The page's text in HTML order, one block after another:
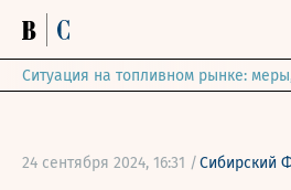
Ситуация на топливном рынке:
24 сентября 2024, 16:31 /Сибирский